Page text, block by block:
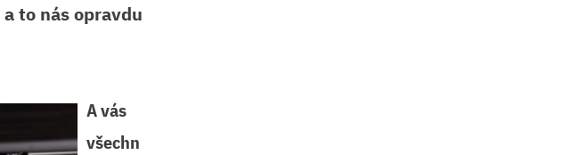
a to nás opravdu
A vás
všechn